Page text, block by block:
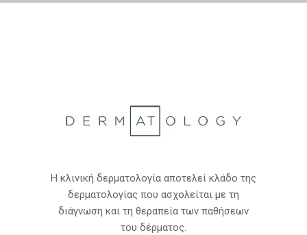
Η κλινική δερματολογία αποτελεί κλάδο της
δερματολογίας που ασχολείται με τη
διάγνωση και τη θεραπεία των παθήσεων
του δέρματος.